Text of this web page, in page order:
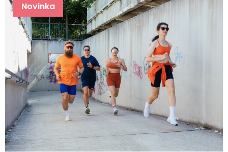
Novinka